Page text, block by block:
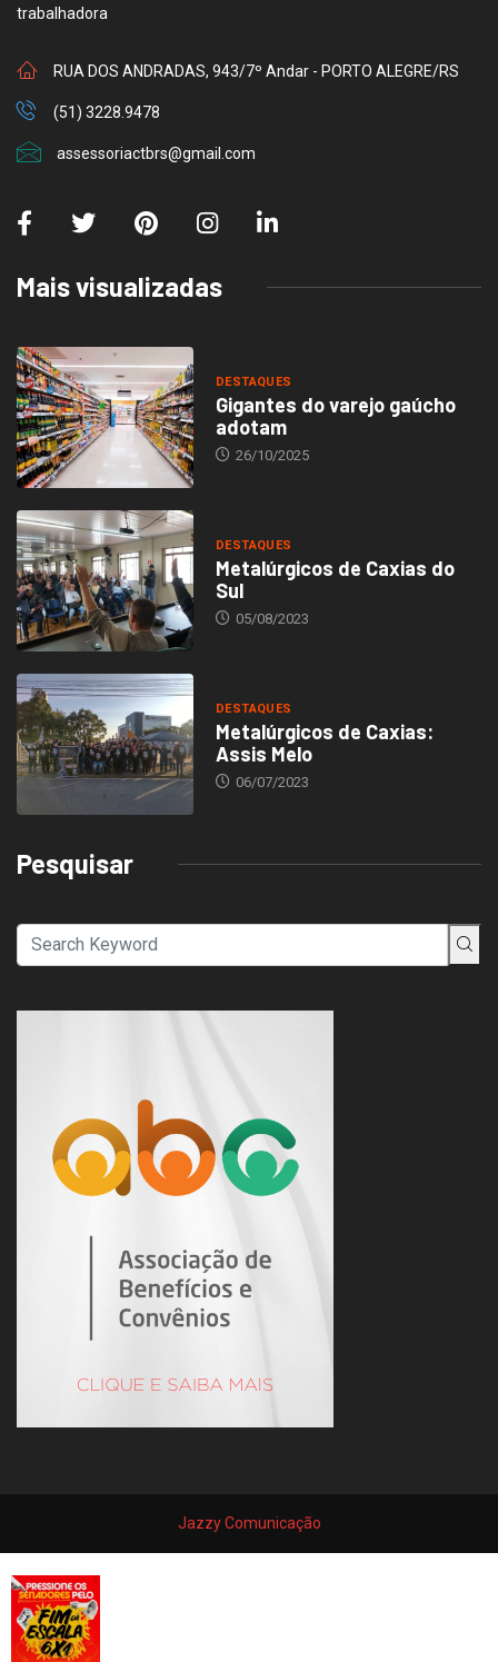
trabalhadora
RUA DOS ANDRADAS, 943/7º Andar - PORTO ALEGRE/RS
(51) 3228.9478
assessoriactbrs@gmail.com
Mais visualizadas
DESTAQUES
Gigantes do varejo gaúcho
adotam
26/10/2025
DESTAQUES
Metalúrgicos de Caxias do
Sul
05/08/2023
DESTAQUES
Metalúrgicos de Caxias:
Assis Melo
06/07/2023
Pesquisar
Jazzy Comunicação